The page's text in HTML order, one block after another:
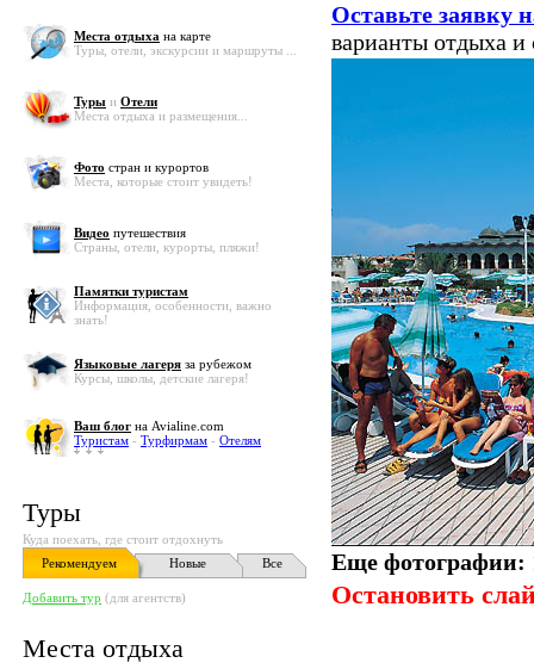
Места отдыха на карте
Туры, отели, экскурсии и маршруты ...
Туры и Отели
Места отдыха и размещения...
Фото стран и курортов
Места, которые стоит увидеть!
Видео путешествия
Страны, отели, курорты, пляжи!
Памятки туристам
Информация, особенности, важно
знать!
Языковые лагеря за рубежом
Курсы, школы, детские лагеря!
Ваш блог на Avialine.com
Туристам - Турфирмам - Отелям
Туры
Куда поехать, где стоит отдохнуть
Рекомендуем
Новые Все
Добавить тур (для агентств)
Места отдыха
Оставьте заявку
варианты отдыха
Еще фотографии:
Остановить